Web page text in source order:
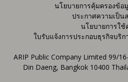
นโยบายการคุ้มครองข้อ
ประกาศความเป็น
นโยบายการใช้
ใบรับแจ้งการประกอบธุรกิจบริ
ARIP Public Company Limited 99/
Din Daeng, Bangkok 10400